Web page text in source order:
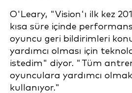
O'Leary, "Vision'ı ilk kez
kısa süre içinde
oyuncu geri bildirimleri
yardımcı olması için
istedim" diyor. "Tüm
oyunculara yardımcı
kullanıyor."